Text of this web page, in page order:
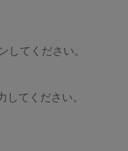
してください。
てください。